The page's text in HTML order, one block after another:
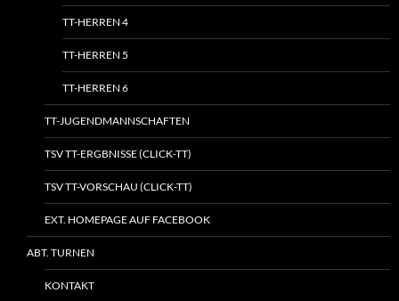
TT-HERREN 4
TT-HERREN 5
TT-HERREN 6
TT-JUGENDMANNSCHAFTEN
TSV TT-ERGBNISSE (CLICK-TT)
TSV TT-VORSCHAU (CLICK-TT)
EXT. HOMEPAGE AUF FACEBOOK
ABT. TURNEN
KONTAKT